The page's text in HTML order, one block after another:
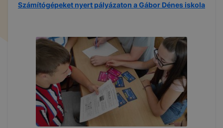
Számítógépeket nyert pályázaton a Gábor Dénes iskola